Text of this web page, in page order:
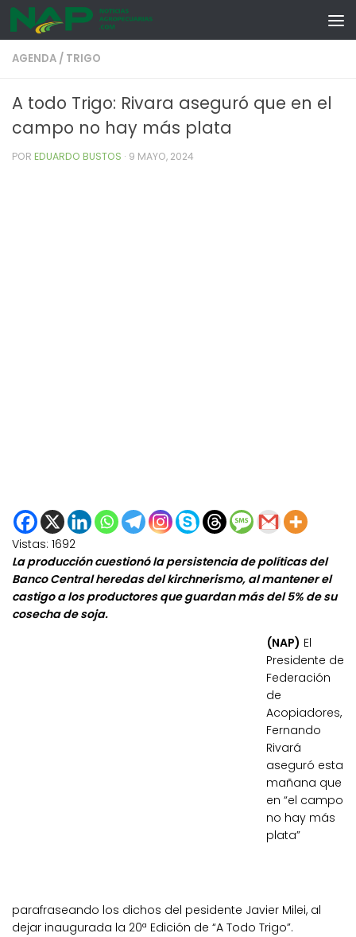
Skip to content
AGENDA / TRIGO
A todo Trigo: Rivara aseguró que en el
campo no hay más plata
POR EDUARDO BUSTOS · 9 MAYO, 2024
Vistas: 1692
La producción cuestionó la persistencia de políticas del
Banco Central heredas del kirchnerismo, al mantener el
castigo a los productores que guardan más del 5% de su
cosecha de soja.
(NAP) El
Presidente de
Federación
de
Acopiadores,
Fernando
Rivará
aseguró esta
mañana que
en “el campo
no hay más
plata”
parafraseando los dichos del pesidente Javier Milei, al
dejar inaugurada la 20ª Edición de “A Todo Trigo”.